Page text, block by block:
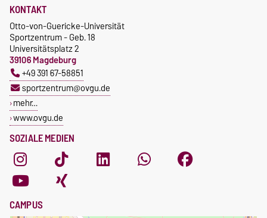
SOZIALE MEDIEN
KONTAKT
Otto-von-Guericke-Universität
Sportzentrum - Geb. 18
Universitätsplatz 2
39106 Magdeburg
+49 391 67-58851
sportzentrum@ovgu.de
mehr…
www.ovgu.de
CAMPUS